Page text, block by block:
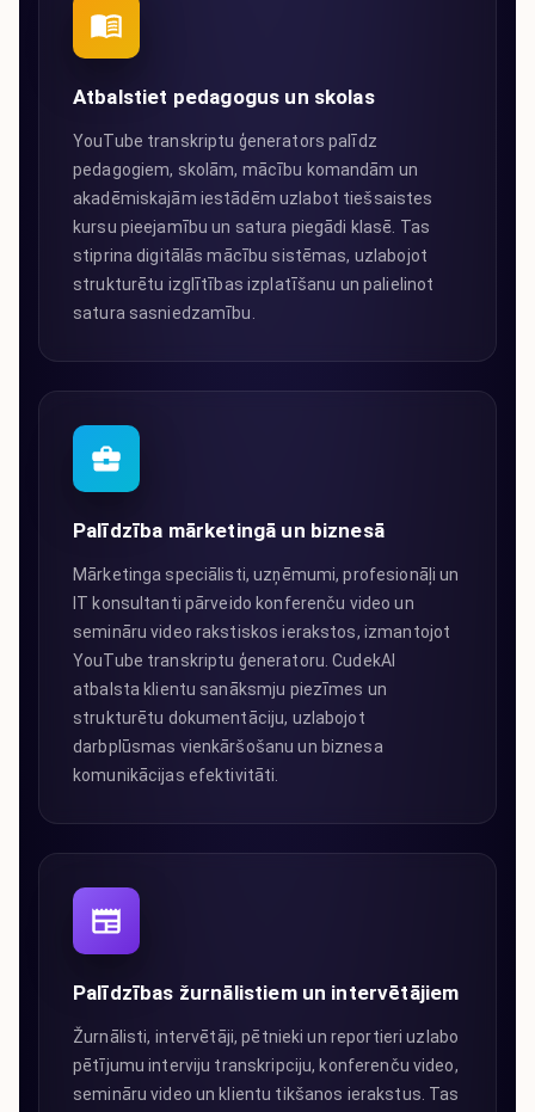
Atbalstiet pedagogus un skolas
YouTube transkriptu ģenerators palīdz
pedagogiem, skolām, mācību komandām un
akadēmiskajām iestādēm uzlabot tiešsaistes
kursu pieejamību un satura piegādi klasē. Tas
stiprina digitālās mācību sistēmas, uzlabojot
strukturētu izglītības izplatīšanu un palielinot
satura sasniedzamību.
Palīdzība mārketingā un biznesā
Mārketinga speciālisti, uzņēmumi, profesionāļi un
IT konsultanti pārveido konferenču video un
semināru video rakstiskos ierakstos, izmantojot
YouTube transkriptu ģeneratoru. CudekAI
atbalsta klientu sanāksmju piezīmes un
strukturētu dokumentāciju, uzlabojot
darbplūsmas vienkāršošanu un biznesa
komunikācijas efektivitāti.
Palīdzības žurnālistiem un intervētājiem
Žurnālisti, intervētāji, pētnieki un reportieri uzlabo
pētījumu interviju transkripciju, konferenču video,
semināru video un klientu tikšanos ierakstus. Tas